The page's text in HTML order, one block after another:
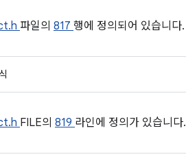
파일의 817 행에 정의되어 있습니다.
FILE의 819 라인에 정의가 있습니다.